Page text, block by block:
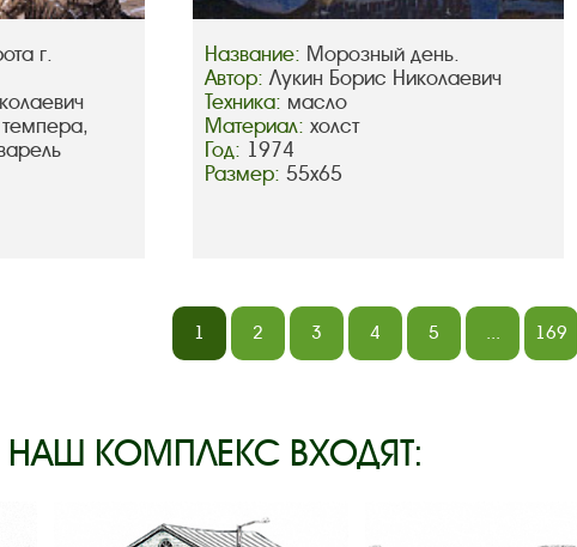
г.
темпера,
Название: Морозный день.
Автор:Лукин Борис Николаевич
Техника: масло
Материал:холст
Год: 1974
Размер:55х65
1 2 3 4 5 ...
169
НАШ КОМПЛЕКС ВХОДЯТ: